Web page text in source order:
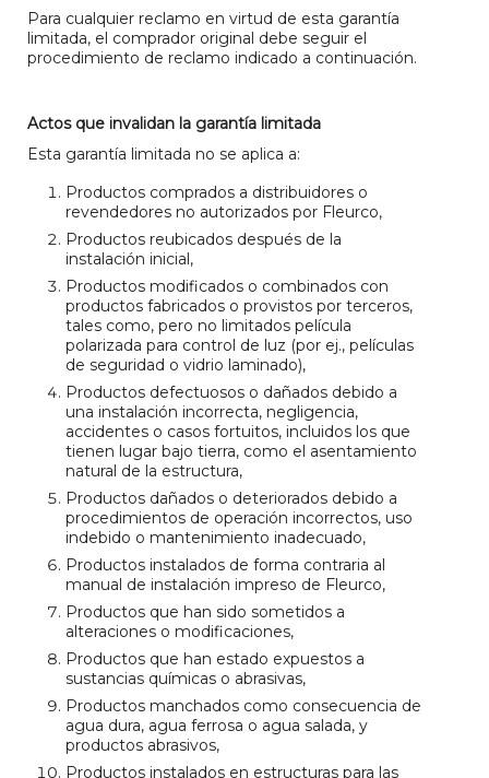
Para cualquier reclamo en virtud de esta garantía
limitada, el comprador original debe seguir el
procedimiento de reclamo indicado a continuación.
Actos que invalidan la garantía limitada
Esta garantía limitada no se aplica a:
Productos comprados a distribuidores o
revendedores no autorizados por Fleurco,
Productos reubicados después de la
instalación inicial,
Productos modificados o combinados con
productos fabricados o provistos por terceros,
tales como, pero no limitados película
polarizada para control de luz (por ej., películas
de seguridad o vidrio laminado),
Productos defectuosos o dañados debido a
una instalación incorrecta, negligencia,
accidentes o casos fortuitos, incluidos los que
tienen lugar bajo tierra, como el asentamiento
natural de la estructura,
Productos dañados o deteriorados debido a
procedimientos de operación incorrectos, uso
indebido o mantenimiento inadecuado,
Productos instalados de forma contraria al
manual de instalación impreso de Fleurco,
Productos que han sido sometidos a
alteraciones o modificaciones,
Productos que han estado expuestos a
sustancias químicas o abrasivas,
Productos manchados como consecuencia de
agua dura, agua ferrosa o agua salada, y
productos abrasivos,
Productos instalados en estructuras para las